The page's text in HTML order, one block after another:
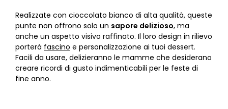
Realizzate con cioccolato bianco di alta qualità, queste
punte non offrono solo un sapore delizioso, ma
anche un aspetto visivo raffinato. Il loro design in rilievo
porterà fascino e personalizzazione ai tuoi dessert.
Facili da usare, delizieranno le mamme che desiderano
creare ricordi di gusto indimenticabili per le feste di
fine anno.